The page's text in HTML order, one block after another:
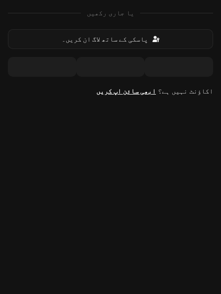
یا جاری رکھیں
پاسکی کے ساتھ لاگ ان کریں۔
اکاؤنٹ نہیں ہے؟ ابھی سائن اپ کریں